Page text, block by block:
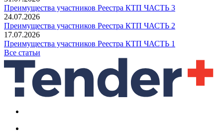
Преимущества участников Реестра КТП ЧАСТЬ 3
24.07.2026
Преимущества участников Реестра КТП ЧАСТЬ 2
17.07.2026
Преимущества участников Реестра КТП ЧАСТЬ 1
Все статьи